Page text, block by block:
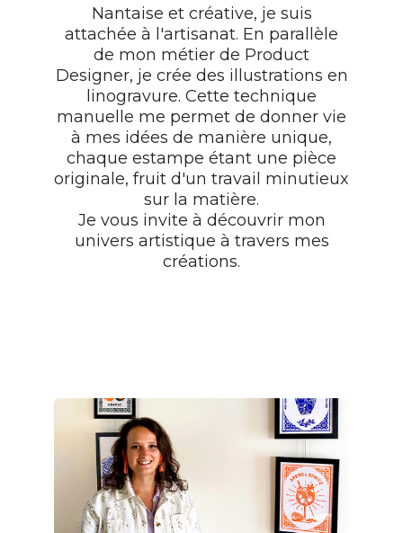
Nantaise et créative, je suis
attachée à l'artisanat. En parallèle
de mon métier de Product
Designer, je crée des illustrations en
linogravure. Cette technique
manuelle me permet de donner vie
à mes idées de manière unique,
chaque estampe étant une pièce
originale, fruit d'un travail minutieux
sur la matière.
Je vous invite à découvrir mon
univers artistique à travers mes
créations.